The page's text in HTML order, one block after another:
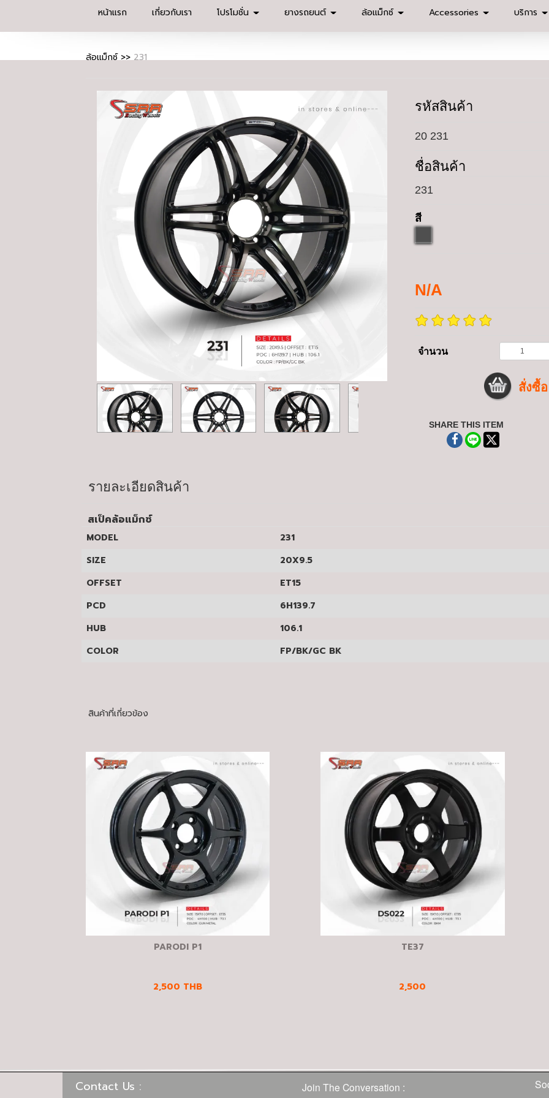
หน้าแรก เกี่ยวกับเรา โปรโมชั่น ยางรถยนต์ ล้อแม็กซ์ Accessories บริการ
ล้อแม็กซ์>>231
รหัสสินค้า
20 231
ชื่อสินค้า
231
สี
N/A
จำนวน
สั่งซื้อ
SHARE THIS ITEM
รายละเอียดสินค้า
สเป็คล้อแม็กซ์
MODEL
231
SIZE
20X9.5
OFFSET
ET15
PCD
6H139.7
HUB
106.1
COLOR
FP/BK/GC BK
สินค้าที่เกี่ยวข้อง
PARODI P1
2,500 THB
TE37
2,500
Contact Us : Join The Conversation :